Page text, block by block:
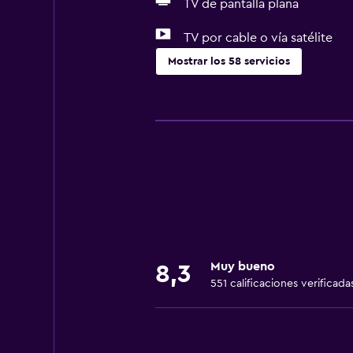
TV de pantalla plana
TV por cable o vía satélite
Mostrar los 58 servicios
Wifi gratis
Champú
8,3 Muy bueno
551 calificaciones